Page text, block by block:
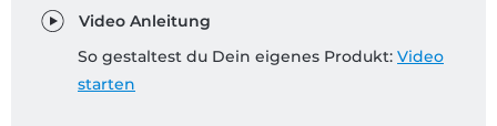
Video Anleitung
So gestaltest du Dein eigenes Produkt: Video
starten